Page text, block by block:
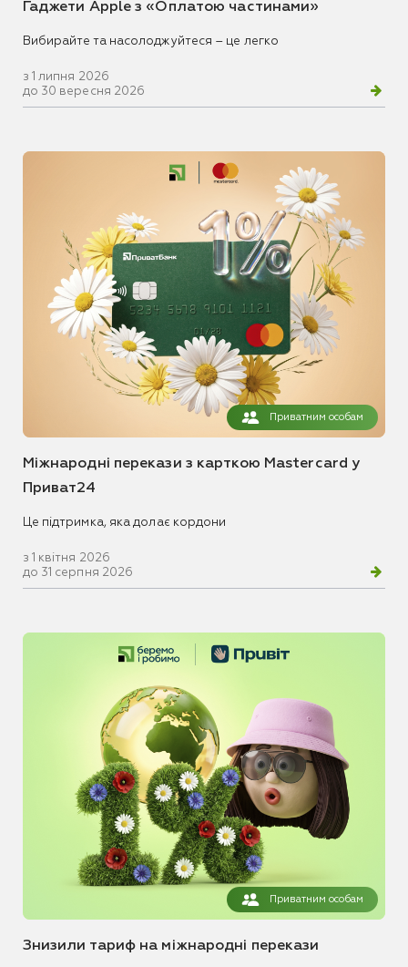
Гаджети Apple з «Оплатою частинами»
Вибирайте та насолоджуйтеся – це легко
з 1 липня 2026
до 30 вересня 2026
Приватним особам
Міжнародні перекази з карткою Mastercard у
Приват24
Це підтримка, яка долає кордони
з 1 квітня 2026
до 31 серпня 2026
Приватним особам
Знизили тариф на міжнародні перекази